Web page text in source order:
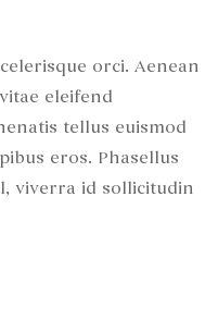
orci. Aenean
eleifend
tellus euismod
eros. Phasellus
viverra id sollicitudin